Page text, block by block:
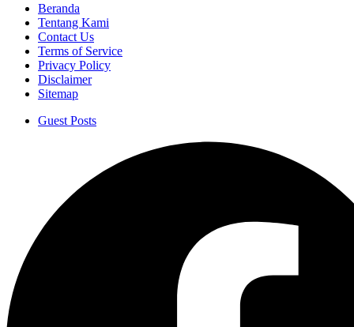
Beranda
Tentang Kami
Contact Us
Terms of Service
Privacy Policy
Disclaimer
Sitemap
Guest Posts